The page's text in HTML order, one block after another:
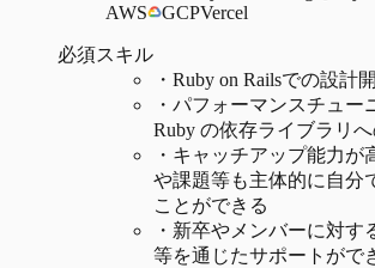
AWS
GCPVercel
必須スキル
・ Ruby on Railsでの設計
・ パフォーマンスチュー
Ruby の依存ライブラリ
・ キャッチアップ能力が
や課題等も主体的に自分
ことができる
・ 新卒やメンバーに対す
等を通じたサポートがで